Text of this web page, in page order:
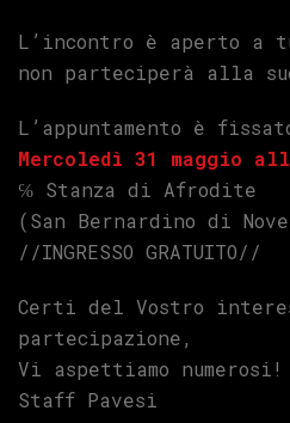
L’incontro è aperto a
non parteciperà alla
L’appuntamento è
Mercoledì 31 maggio
℅ Stanza di Afrodite
(San Bernardino di
//INGRESSO GRATUITO//
Certi del Vostro
partecipazione,
Vi aspettiamo numerosi!
Staff Pavesi